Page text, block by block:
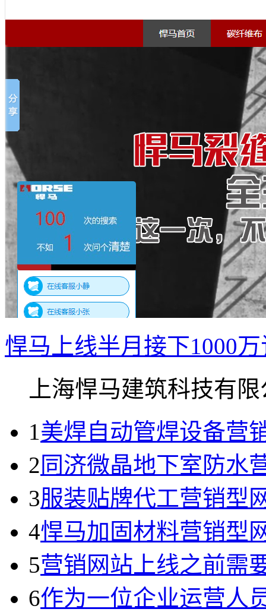
悍马上线半月接下1000
上海悍马建筑科技有
1美焊自动管焊设备营
2同济微晶地下室防水
3服装贴牌代工营销型
4悍马加固材料营销型
5营销网站上线之前需
6作为一位企业运营人